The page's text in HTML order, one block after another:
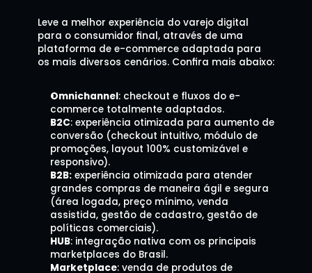
Leve a melhor experiência do varejo digital
para o consumidor final, através de uma
plataforma de e-commerce adaptada para
os mais diversos cenários. Confira mais abaixo:
Omnichannel: checkout e fluxos do e-
commerce totalmente adaptados.
B2C: experiência otimizada para aumento de
conversão (checkout intuitivo, módulo de
promoções, layout 100% customizável e
responsivo).
B2B: experiência otimizada para atender
grandes compras de maneira ágil e segura
(área logada, preço mínimo, venda
assistida, gestão de cadastro, gestão de
políticas comerciais).
HUB: integração nativa com os principais
marketplaces do Brasil.
Marketplace: venda de produtos de